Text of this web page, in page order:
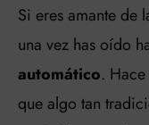
Si eres amante de
una vez has oído
automático.
que algo tan